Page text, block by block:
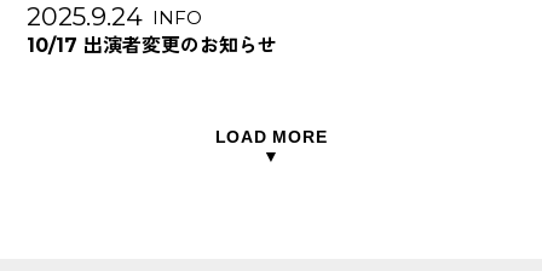
2025.9.24 INFO
10/17 出演者変更のお知らせ
LOAD MORE
▼